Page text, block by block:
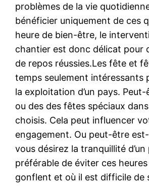
problèmes de la vie
bénéficier uniquement de ces
heure de bien-être, le
chantier est donc délicat pour
de repos réussies.Les fête et
temps seulement intéressants
la exploitation d’un pays.
ou des des fêtes spéciaux
choisis. Cela peut influencer
engagement. Ou peut-être est-
vous désirez la tranquillité
préférable de éviter ces
gonflent et où il est difficile de